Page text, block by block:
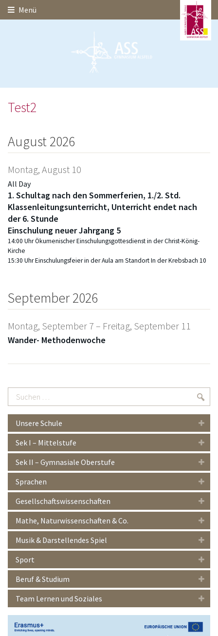
Startseite
Hauptinhalt
Menü
Test2
August 2026
Montag, August 10
All Day
1. Schultag nach den Sommerferien, 1./2. Std.
Klassenleitungsunterricht, Unterricht endet nach
der 6. Stunde
Einschulung neuer Jahrgang 5
14:00 Uhr Ökumenischer Einschulungsgottesdienst in der Christ-König-
Kirche
15:30 Uhr Einschulungsfeier in der Aula am Standort In der Krebsbach 10
September 2026
Montag, September 7 – Freitag, September 11
Wander- Methodenwoche
Suchen
…
Unsere Schule
Sek I – Mittelstufe
Sek II – Gymnasiale Oberstufe
Sprachen
Gesellschaftswissenschaften
Mathe, Naturwissenschaften & Co.
Musik & Darstellendes Spiel
Sport
Beruf & Studium
Team Lernen und Soziales